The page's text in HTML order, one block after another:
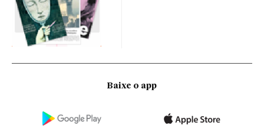
Baixe o app